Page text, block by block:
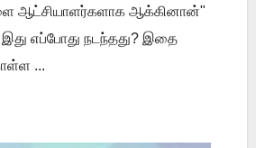
ஆட்சியாளர்களாக ஆக்கினான்"
இது எப்போது நடந்தது? இதை
...